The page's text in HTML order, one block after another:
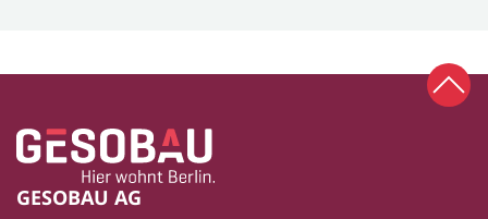
Fußbereich
Zur Startseite
GESOBAU AG